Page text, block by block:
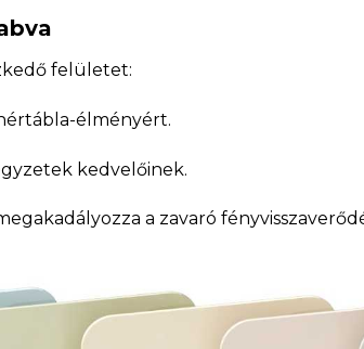
felületet:
élményért.
kedvelőinek.
a zavaró